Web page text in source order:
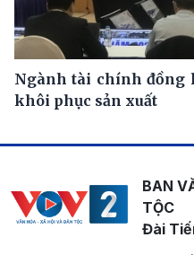
Ngành tài chính đồng
khôi phục sản xuất
BAN
TỘC
Đài